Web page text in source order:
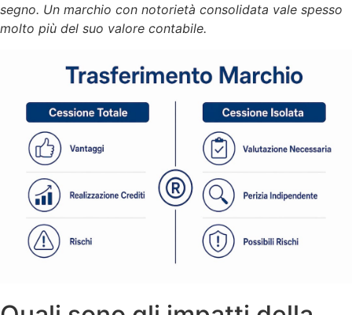
segno. Un marchio con notorietà consolidata vale spesso
molto più del suo valore contabile.